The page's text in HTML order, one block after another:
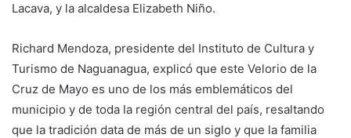
Lacava, y la alcaldesa Elizabeth Niño.
Richard Mendoza, presidente del Instituto de Cultura y
Turismo de Naguanagua, explicó que este Velorio de la
Cruz de Mayo es uno de los más emblemáticos del
municipio y de toda la región central del país, resaltando
que la tradición data de más de un siglo y que la familia